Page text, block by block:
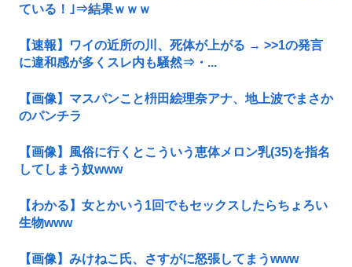
ている！｣⇒結果ｗｗｗ
【速報】ワイの近所の川、死体が上がる → >>1の発言
に違和感が多くスレ内も騒然⇒・...
【画像】マスパンこと枡田絵理奈アナ、地上波でまさか
のパンチラ
【画像】風俗に行くとこういう恵体メロン乳(35)を指名
してしまう奴www
【わかる】女とかいう1回でもセックスしたらちょろい
生物www
【画像】みけねこ氏、さすがに怒張してまうwww